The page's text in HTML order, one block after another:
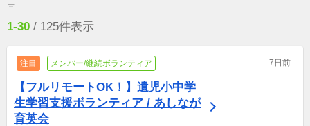
filter_list
1-30 / 125件表示
注目 メンバー/継続ボランティア 7日前
【フルリモートOK！】遺児小中学
生学習支援ボランティア / あしなが
育英会